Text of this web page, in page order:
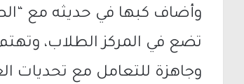
وأضاف كبها في حديثه مع
تضع في المركز الطلاب، وتهتم
وجاهزة للتعامل مع تحديات